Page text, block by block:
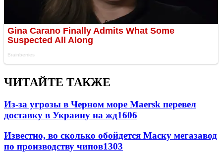
ЧИТАЙТЕ ТАКЖЕ
Из-за угрозы в Черном море Maersk перевел
доставку в Украину на жд1606
Известно, во сколько обойдется Маску мегазавод
по производству чипов1303